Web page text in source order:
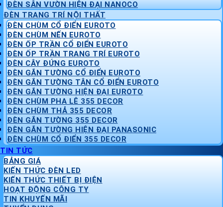
ĐÈN SÂN VƯỜN HIỆN ĐẠI NANOCO
ĐÈN TRANG TRÍ NỘI THẤT
ĐÈN CHÙM CỔ ĐIỂN EUROTO
ĐÈN CHÙM NẾN EUROTO
ĐÈN ỐP TRẦN CỔ ĐIỂN EUROTO
ĐÈN ỐP TRẦN TRANG TRÍ EUROTO
ĐÈN CÂY ĐỨNG EUROTO
ĐÈN GẮN TƯỜNG CỔ ĐIỂN EUROTO
ĐÈN GẮN TƯỜNG TÂN CỔ ĐIỂN EUROTO
ĐÈN GẮN TƯỜNG HIỆN ĐẠI EUROTO
ĐÈN CHÙM PHA LÊ 355 DECOR
ĐÈN CHÙM THẢ 355 DECOR
ĐÈN GẮN TƯỜNG 355 DECOR
ĐÈN GẮN TƯỜNG HIỆN ĐẠI PANASONIC
ĐÈN CHÙM CỔ ĐIỂN 355 DECOR
TIN TỨC
BẢNG GIÁ
KIẾN THỨC ĐÈN LED
KIẾN THỨC THIẾT BỊ ĐIỆN
HOẠT ĐỘNG CÔNG TY
TIN KHUYẾN MÃI